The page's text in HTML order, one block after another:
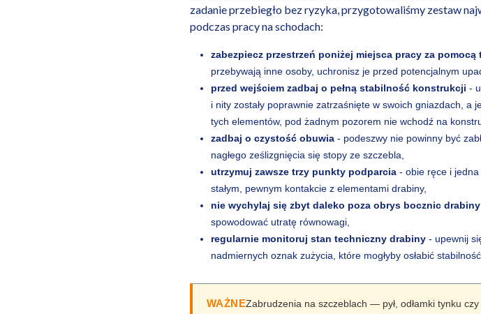
zadanie przebiegło bez ryzyka, przygotowaliśmy zestaw
podczas pracy na schodach:
zabezpiecz przestrzeń poniżej miejsca pracy za pomocą
przebywają inne osoby, uchronisz je przed potencjalnym
przed wejściem zadbaj o pełną stabilność konstrukcji -
i nity zostały poprawnie zatrzaśnięte w swoich gniazdach, a
tych elementów, pod żadnym pozorem nie wchodź na
zadbaj o czystość obuwia- podeszwy nie powinny być
nagłego ześlizgnięcia się stopy ze szczebla,
utrzymuj zawsze trzy punkty podparcia- obie ręce i jedna
stałym, pewnym kontakcie z elementami drabiny,
nie wychylaj się zbyt daleko poza obrys bocznic drabiny
spowodować utratę równowagi,
regularnie monitoruj stan techniczny drabiny- upewnij
nadmiernych oznak zużycia, które mogłyby osłabić
WAŻNEZabrudzenia na szczeblach — pył, odłamki tynku